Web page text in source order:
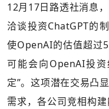
12月17日路透社消息
洽谈投资ChatGPT的
使OpenAI的估值超过
可能会向OpenAI投
定”。这项潜在交易凸
需求，各公司竞相构